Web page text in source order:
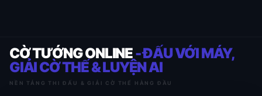
CỜ TƯỚNG ONLINE- ĐẤU VỚI MÁY,
GIẢI CỜ THẾ & LUYỆN AI
NỀN TẢNG THI ĐẤU & GIẢI CỜ THẾ HÀNG ĐẦU